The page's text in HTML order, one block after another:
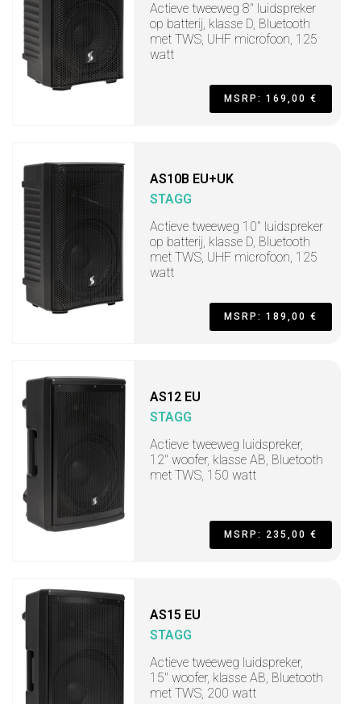
Actieve tweeweg 8" luidspreker
op batterij, klasse D, Bluetooth
met TWS, UHF microfoon, 125
watt
MSRP: 169,00 €
AS10B EU+UK
STAGG
Actieve tweeweg 10" luidspreker
op batterij, klasse D, Bluetooth
met TWS, UHF microfoon, 125
watt
MSRP: 189,00 €
AS12 EU
STAGG
Actieve tweeweg luidspreker,
12" woofer, klasse AB, Bluetooth
met TWS, 150 watt
MSRP: 235,00 €
AS15 EU
STAGG
Actieve tweeweg luidspreker,
15" woofer, klasse AB, Bluetooth
met TWS, 200 watt